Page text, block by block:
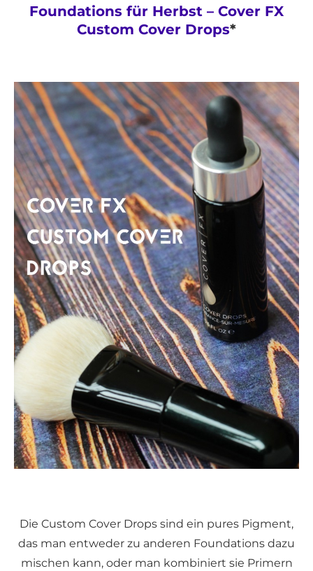
Foundations für Herbst – Cover FX
Custom Cover Drops*
Die Custom Cover Drops sind ein pures Pigment,
das man entweder zu anderen Foundations dazu
mischen kann, oder man kombiniert sie Primern